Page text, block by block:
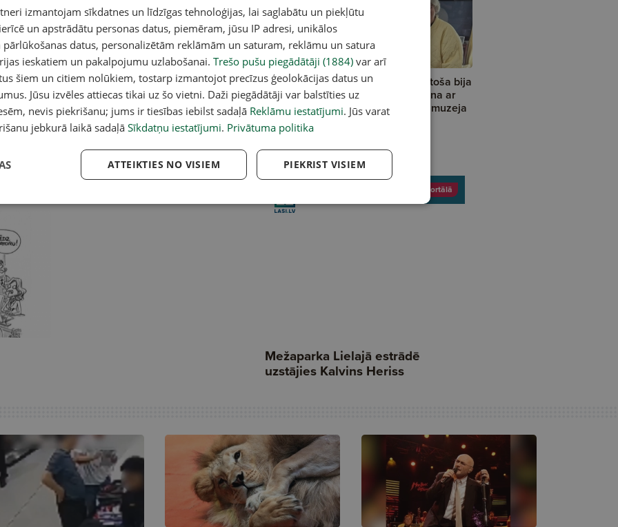
Vētras ciemā. Saruna
Lieni Milleri
A
"Dauderu" muzeja nodaļas
vadītāja: Esam kļuvuši citādi
A
"Gribēju parādīt, cik plaukstoša bija
pirmā Latvijas valsts." Saruna ar
100 gadus veco "Dauderu" muzeja
mecenātu Gai­di Graudiņu
izmantojam sīkdatnes un līdzīgas tehnoloģijas, lai saglabātu un piekļūtu
un apstrādātu personas datus, piemēram, jūsu IP adresi, unikālos
datus, personalizētām reklāmām un saturam, reklāmu un satura
ieskatiem un pakalpojumu uzlabošanai. Trešo pušu piegādātāji (1884) var arī
šiem un citiem nolūkiem, tostarp izmantojot precīzus ģeolokācijas datus un
Jūsu izvēles attiecas tikai uz šo vietni. Daži piegādātāji var balstīties uz
nevis piekrišanu; jums ir tiesības iebilst sadaļā Reklāmu iestatījumi. Jūs varat
jebkurā laikā sadaļāSīkdatņu iestatījumi. Privātuma politika
PIEKRIST VISIEM
ATTEIKTIES NO VISIEM